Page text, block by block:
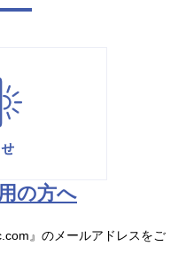
の方へ
』のメールアドレスをご